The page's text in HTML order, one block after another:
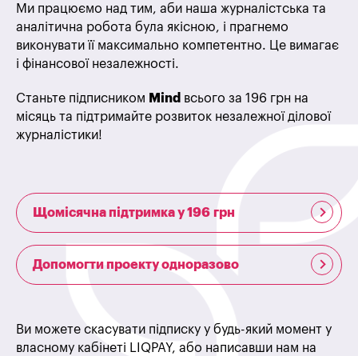
Ми працюємо над тим, аби наша журналістська та
аналітична робота була якісною, і прагнемо
виконувати її максимально компетентно. Це вимагає
і фінансової незалежності.
Станьте підписником Mind всього за 196 грн на
місяць та підтримайте розвиток незалежної ділової
журналістики!
Щомісячна підтримка у 196 грн
Допомогти проекту одноразово
Ви можете скасувати підписку у будь-який момент у
власному кабінеті LIQPAY, або написавши нам на